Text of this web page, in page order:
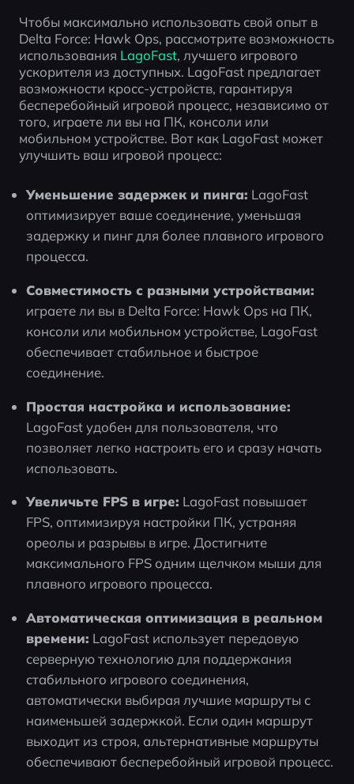
Чтобы максимально использовать свой опыт в
Delta Force: Hawk Ops, рассмотрите возможность
использования LagoFast, лучшего игрового
ускорителя из доступных. LagoFast предлагает
возможности кросс-устройств, гарантируя
бесперебойный игровой процесс, независимо от
того, играете ли вы на ПК, консоли или
мобильном устройстве. Вот как LagoFast может
улучшить ваш игровой процесс:
Уменьшение задержек и пинга: LagoFast
оптимизирует ваше соединение, уменьшая
задержку и пинг для более плавного игрового
процесса.
Совместимость с разными устройствами:
играете ли вы в Delta Force: Hawk Ops на ПК,
консоли или мобильном устройстве, LagoFast
обеспечивает стабильное и быстрое
соединение.
LagoFast удобен для пользователя, что
позволяет легко настроить его и сразу начать
использовать.
Увеличьте FPS в игре: LagoFast повышает
FPS, оптимизируя настройки ПК, устраняя
ореолы и разрывы в игре. Достигните
максимального FPS одним щелчком мыши для
плавного игрового процесса.
Автоматическая оптимизация в реальном
времени: LagoFast использует передовую
серверную технологию для поддержания
стабильного игрового соединения,
автоматически выбирая лучшие маршруты с
наименьшей задержкой. Если один маршрут
выходит из строя, альтернативные маршруты
обеспечивают бесперебойный игровой процесс.